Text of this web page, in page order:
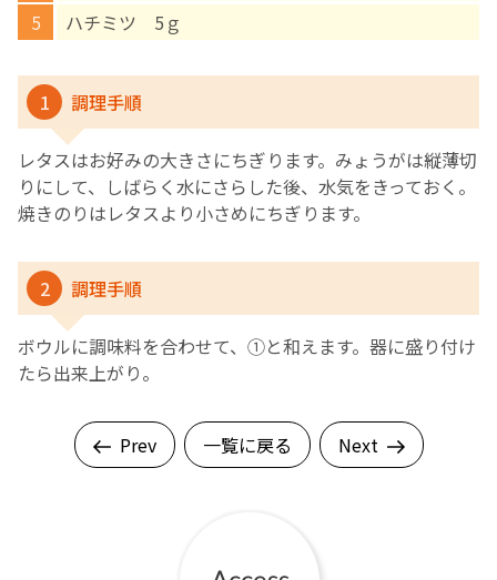
ハチミツ 5ｇ
1 調理手順
レタスはお好みの大きさにちぎります。みょうがは縦薄切
りにして、しばらく水にさらした後、水気をきっておく。
焼きのりはレタスより小さめにちぎります。
2 調理手順
ボウルに調味料を合わせて、①と和えます。器に盛り付け
たら出来上がり。
Prev 一覧に戻る Next